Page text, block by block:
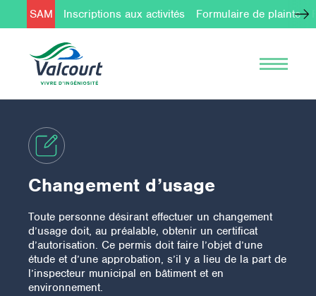
SAM Inscriptions aux activités Formulaire de plainte
Changement d’usage
Toute personne désirant effectuer un changement
d’usage doit, au préalable, obtenir un certificat
d’autorisation. Ce permis doit faire l’objet d’une
étude et d’une approbation, s’il y a lieu de la part de
l’inspecteur municipal en bâtiment et en
environnement.